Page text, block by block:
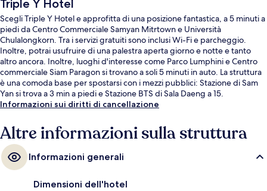
Triple Y Hotel
Scegli Triple Y Hotel e approfitta di una posizione fantastica, a 5 minuti a
piedi da Centro Commerciale Samyan Mitrtown e Università
Chulalongkorn. Tra i servizi gratuiti sono inclusi Wi-Fi e parcheggio.
Inoltre, potrai usufruire di una palestra aperta giorno e notte e tanto
altro ancora. Inoltre, luoghi d'interesse come Parco Lumphini e Centro
commerciale Siam Paragon si trovano a soli 5 minuti in auto. La struttura
è una comoda base per spostarsi con i mezzi pubblici: Stazione di Sam
Yan si trova a 3 min a piedi e Stazione BTS di Sala Daeng a 15.
Informazioni sui diritti di cancellazione
Altre informazioni sulla struttura
Informazioni generali
Dimensioni dell'hotel